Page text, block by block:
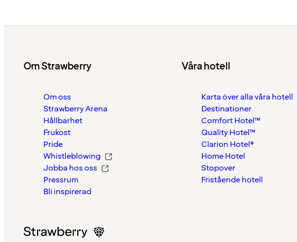
Om Strawberry
Om oss
Strawberry Arena
Hållbarhet
Frukost
Pride
Whistleblowing
Jobba hos oss
Pressrum
Bli inspirerad
Våra hotell
Karta över alla våra hotell
Destinationer
Comfort Hotel™
Quality Hotel™
Clarion Hotel®
Home Hotel
Stopover
Fristående hotell